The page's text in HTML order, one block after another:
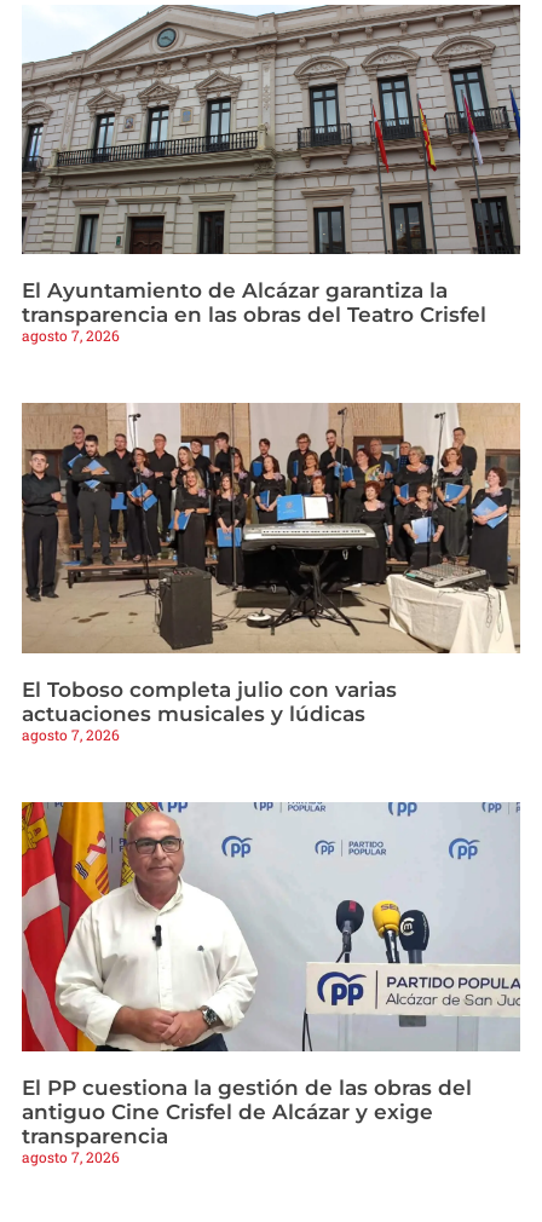
El Ayuntamiento de Alcázar garantiza la
transparencia en las obras del Teatro Crisfel
agosto 7, 2026
El Toboso completa julio con varias
actuaciones musicales y lúdicas
agosto 7, 2026
El PP cuestiona la gestión de las obras del
antiguo Cine Crisfel de Alcázar y exige
transparencia
agosto 7, 2026